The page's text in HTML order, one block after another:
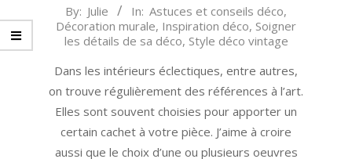
2022-
10-
By: Julie In: Astuces et conseils déco,
Décoration murale, Inspiration déco, Soigner
les détails de sa déco, Style déco vintage
Dans les intérieurs éclectiques, entre autres,
on trouve régulièrement des références à l’art.
Elles sont souvent choisies pour apporter un
certain cachet à votre pièce. J’aime à croire
aussi que le choix d’une ou plusieurs oeuvres